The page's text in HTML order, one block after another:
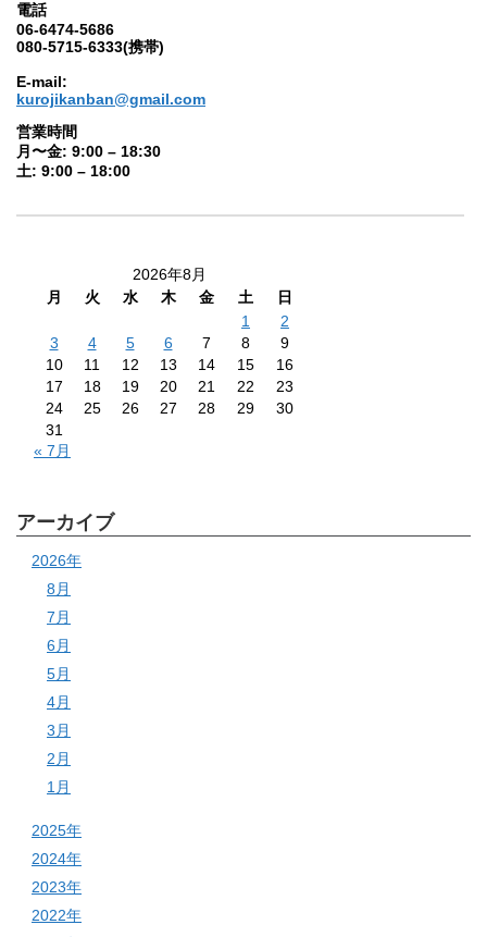
電話
06-6474-5686
080-5715-6333(携帯)
E-mail:
kurojikanban@gmail.com
営業時間
月〜金: 9:00 – 18:30
土: 9:00 – 18:00
2026年8月
月
火 水 木 金 土
日
1
2
3
4 5 6 7 8
9
10
11 12 13 14 15
16
17
18 19 20 21 22
23
24
25 26 27 28 29
30
31
« 7月
アーカイブ
2026年
8月
7月
6月
5月
4月
3月
2月
1月
2025年
2024年
2023年
2022年